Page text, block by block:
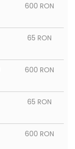
600 RON
65 RON
600 RON
65 RON
600 RON